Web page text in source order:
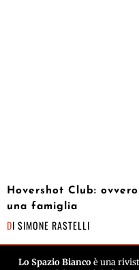
Hovershot Club:
una famiglia
DI SIMONE RASTELLI
Lo Spazio Biancoè una